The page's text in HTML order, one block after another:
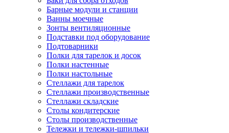
Барные модули и станции
Ванны моечные
Зонты вентиляционные
Подставки под оборудование
Подтоварники
Полки для тарелок и досок
Полки настенные
Полки настольные
Стеллажи для тарелок
Стеллажи производственные
Стеллажи складские
Столы кондитерские
Столы производственные
Тележки и тележки-шпильки